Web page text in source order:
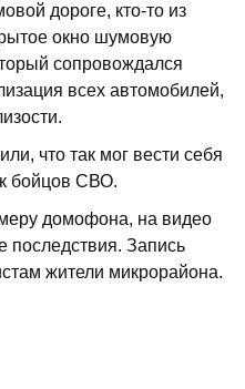
дороге, кто-то из
окно шумовую
сопровождался
всех автомобилей,
что так мог вести себя
бойцов СВО.
домофона, на видео
последствия. Запись
жители микрорайона.